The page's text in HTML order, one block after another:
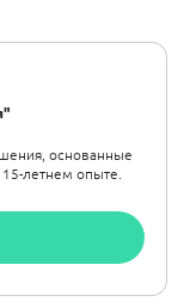
основанные
летнем опыте.